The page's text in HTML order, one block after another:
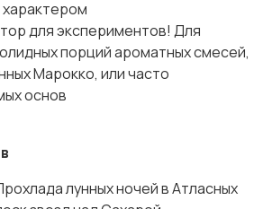
для экспериментов! Для
порций ароматных смесей,
Марокко, или часто
основ
лунных ночей в Атласных